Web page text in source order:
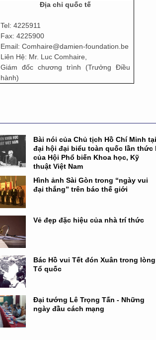
Địa chỉ quốc tế
Tel: 4225911
Fax: 4225900
Email: Comhaire@damien-foundation.be
Liên Hệ: Mr. Luc Comhaire,
Giám đốc chương trình (Trưởng Điều
hành)
Bài nói của Chủ tịch Hồ Chí Minh
đại hội đại biểu toàn quốc lần thức
của Hội Phổ biến Khoa học, Kỹ
thuật Việt Nam
Hình ảnh Sài Gòn trong “ngày vui
đại thắng” trên báo thế giới
Vẻ đẹp đặc hiệu của nhà trí thức
Bác Hồ vui Tết đón Xuân trong lòng
Tổ quốc
Đại tướng Lê Trọng Tấn - Những
ngày đầu cách mạng